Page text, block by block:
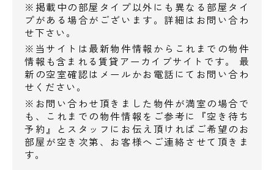
スリーエフ日本橋中洲店 389m
ドラッグストア
ヘルスケアセイジョー清澄白河店 481m
トモズトルナーレ浜町店 604m
ホームセンター
ホームセンターコーナン江東深川店460m
※掲載中の部屋タイプ以外にも異なる部屋タイ
プがある場合がございます。詳細はお問い合わ
せ下さい。
※当サイトは最新物件情報からこれまでの物件
情報も含まれる賃貸アーカイブサイトです。 最
新の空室確認はメールかお電話にてお問い合わ
せください。
※お問い合わせ頂きました物件が満室の場合で
も、これまでの物件情報をご参考に『空き待ち
予約』とスタッフにお伝え頂ければご希望のお
部屋が空き次第、お客様へご連絡させて頂きま
す。
電話でお問い合わせ
0120-500-529
営業時間 10：00～18：00